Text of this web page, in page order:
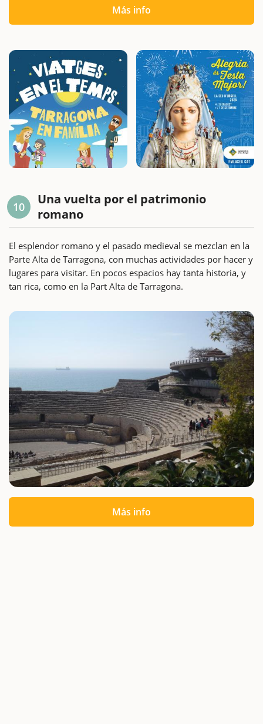
Más info
10
Una vuelta por el patrimonio
romano
El esplendor romano y el pasado medieval se mezclan en la
Parte Alta de Tarragona, con muchas actividades por hacer y
lugares para visitar. En pocos espacios hay tanta historia, y
tan rica, como en la Part Alta de Tarragona.
Más info